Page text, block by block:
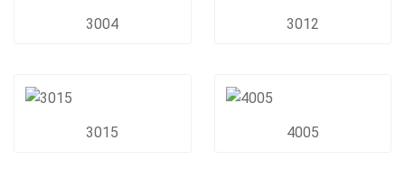
3004 3012
3015 4005